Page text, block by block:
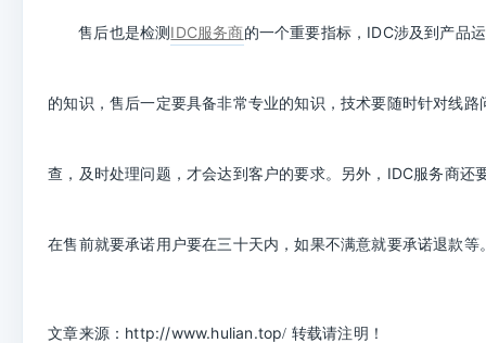
售后也是检测 IDC服务商的一个重要指标， IDC涉及到产品
的知识，售后一定要具备非常专业的知识，技术要随时针对线路
查，及时处理问题，才会达到客户的要求。另外， IDC服务商还
在售前就要承诺用户要在三十天内，如果不满意就要承诺退款等
文章来源： http://www.hulian.top/ 转载请注明！